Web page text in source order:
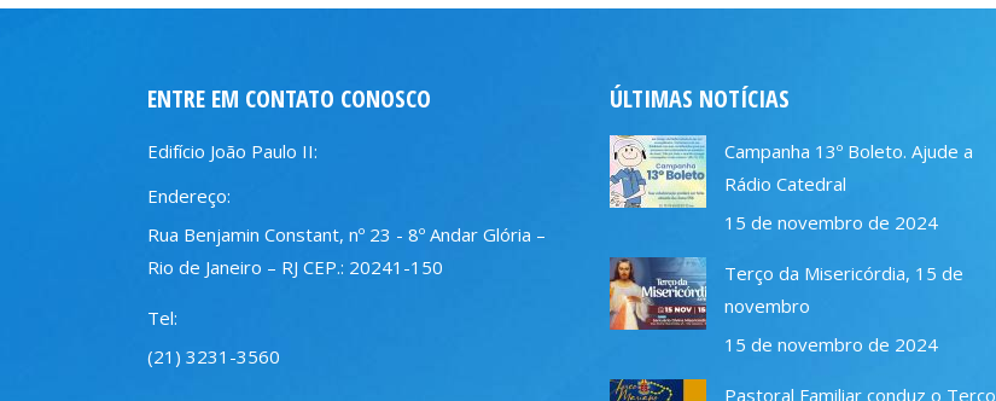
ENTRE EM CONTATO CONOSCO
Edifício João Paulo II:
Endereço:
Rua Benjamin Constant, nº 23 - 8º Andar Glória –
Rio de Janeiro – RJ CEP.: 20241-150
Tel:
(21) 3231-3560
ÚLTIMAS NOTÍCIAS
Campanha 13º Boleto. Ajude a
Rádio Catedral
15 de novembro de 2024
Terço da Misericórdia, 15 de
novembro
15 de novembro de 2024
Pastoral Familiar conduz o Terço